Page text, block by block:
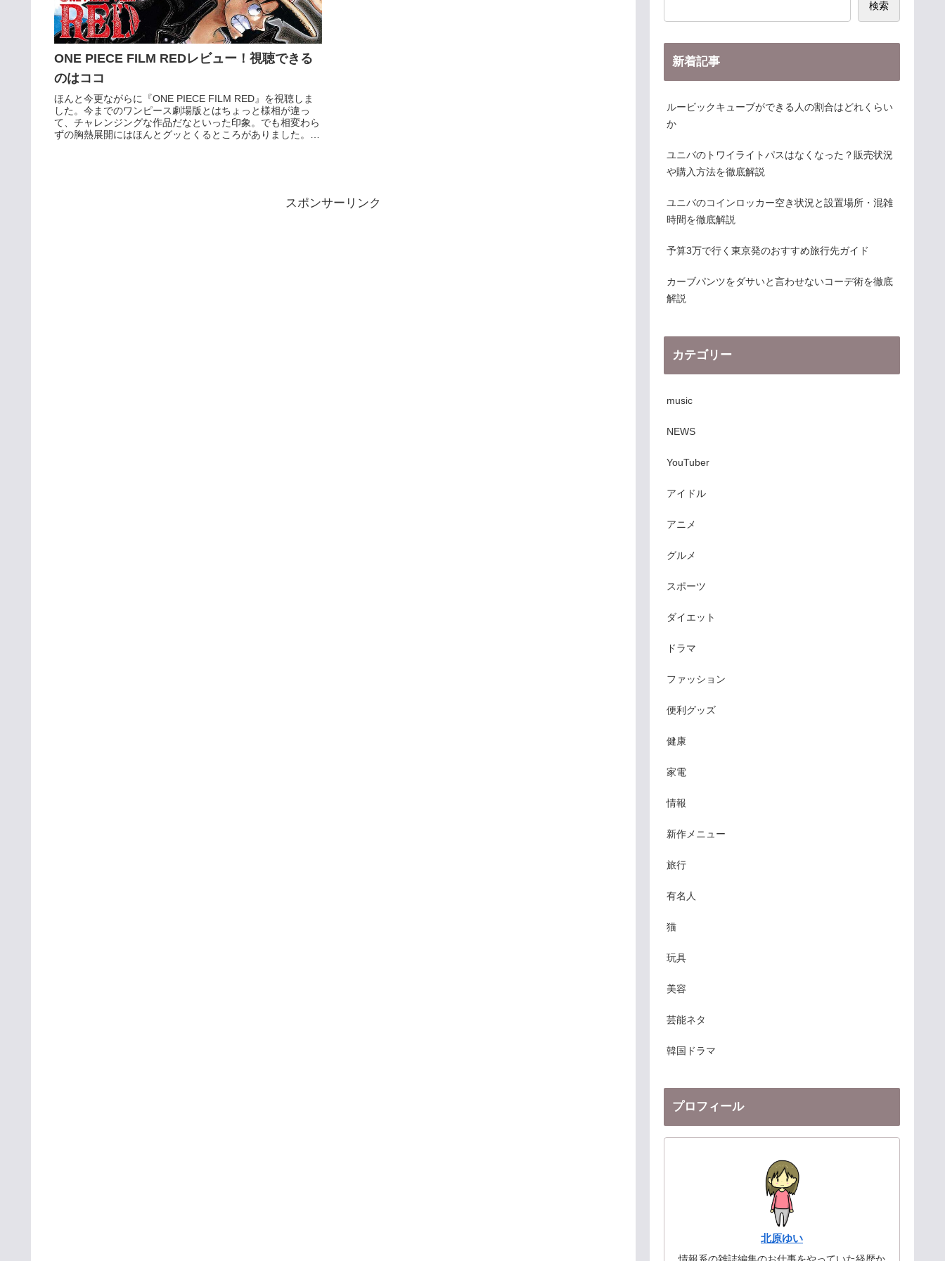
ONE PIECE FILM REDレビュー！視聴できる
のはココ
ほんと今更ながらに『ONE PIECE FILM RED』を視聴しま
した。今までのワンピース劇場版とはちょっと様相が違っ
て、チャレンジングな作品だなといった印象。でも相変わら
ずの胸熱展開にはほんとグッとくるところがありました。ま
スポンサーリンク
検索
新着記事
ルービックキューブができる人の割合はどれくらい
か
ユニバのトワイライトパスはなくなった？販売状況
や購入方法を徹底解説
ユニバのコインロッカー空き状況と設置場所・混雑
時間を徹底解説
予算3万で行く東京発のおすすめ旅行先ガイド
カーブパンツをダサいと言わせないコーデ術を徹底
解説
カテゴリー
music
NEWS
YouTuber
アイドル
アニメ
グルメ
スポーツ
ダイエット
ドラマ
ファッション
便利グッズ
健康
家電
情報
新作メニュー
旅行
有名人
猫
玩具
美容
芸能ネタ
韓国ドラマ
プロフィール
北原ゆい